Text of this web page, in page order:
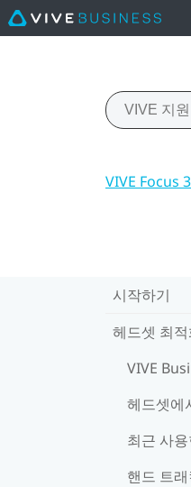
VIVE Focus
시작하기
헤드셋 최
VIVE
헤드셋에
최근 사
핸드 트래